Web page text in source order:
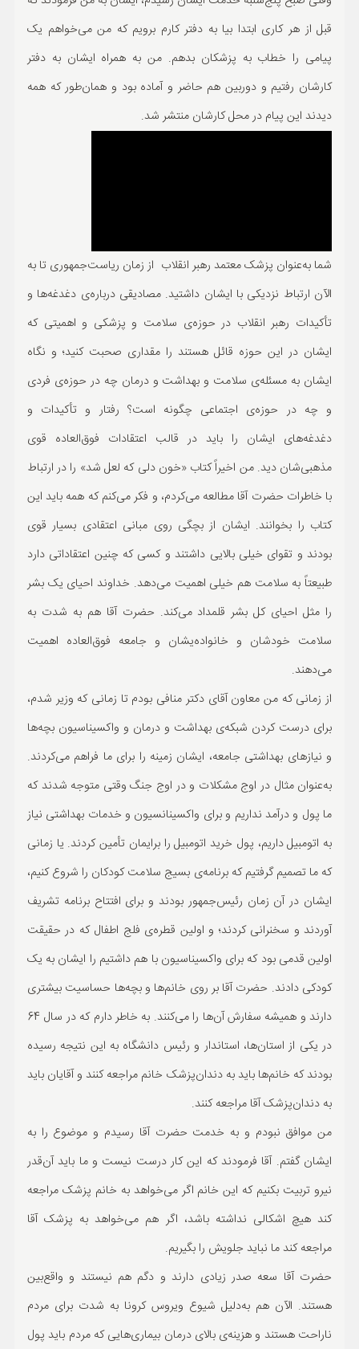
قبل از هر کاری ابتدا بیا به دفتر کارم برویم که من می‌خواهم یک
پیامی را خطاب به پزشکان بدهم. من به همراه ایشان به دفتر
کارشان رفتیم و دوربین هم حاضر و آماده بود و همان‌طور که همه
دیدند این پیام در محل کارشان منتشر شد.
شما به‌عنوان پزشک معتمد رهبر انقلاب از زمان ریاست‌جمهوری تا به
الآن ارتباط نزدیکی با ایشان داشتید. مصادیقی درباره‌ی دغدغه‌ها و
تأکیدات رهبر انقلاب در حوزه‌ی سلامت و پزشکی و اهمیتی که
ایشان در این حوزه قائل هستند را مقداری صحبت کنید؛ و نگاه
ایشان به مسئله‌ی سلامت و بهداشت و درمان چه در حوزه‌ی فردی
و چه در حوزه‌ی اجتماعی چگونه است؟ رفتار و تأکیدات و
دغدغه‌های ایشان را باید در قالب اعتقادات فوق‌العاده قوی
مذهبی‌شان دید. من اخیراً کتاب «خون دلی که لعل شد» را در ارتباط
با خاطرات حضرت آقا مطالعه می‌کردم، و فکر می‌کنم که همه باید این
کتاب را بخوانند. ایشان از بچگی روی مبانی اعتقادی بسیار قوی
بودند و تقوای خیلی بالایی داشتند و کسی که چنین اعتقاداتی دارد
طبیعتاً به سلامت هم خیلی اهمیت می‌دهد. خداوند احیای یک بشر
را مثل احیای کل بشر قلمداد می‌کند. حضرت آقا هم به شدت به
سلامت خودشان و خانواده‌یشان و جامعه فوق‌العاده اهمیت
می‌دهند.
از زمانی که من معاون آقای دکتر منافی بودم تا زمانی که وزیر شدم،
برای درست کردن شبکه‌ی بهداشت و درمان و واکسیناسیون بچه‌ها
و نیاز‌های بهداشتی جامعه، ایشان زمینه را برای ما فراهم می‌کردند.
به‌عنوان مثال در اوج مشکلات و در اوج جنگ وقتی متوجه شدند که
ما پول و درآمد نداریم و برای واکسینانسیون و خدمات بهداشتی نیاز
به اتومبیل داریم، پول خرید اتومبیل را برایمان تأمین کردند. یا زمانی
که ما تصمیم گرفتیم که برنامه‌ی بسیج سلامت کودکان را شروع کنیم،
ایشان در آن زمان رئیس‌جمهور بودند و برای افتتاح برنامه تشریف
آوردند و سخنرانی کردند؛ و اولین قطره‌ی فلج اطفال که در حقیقت
اولین قدمی بود که برای واکسیناسیون با هم داشتیم را ایشان به یک
کودکی دادند. حضرت آقا بر روی خانم‌ها و بچه‌ها حساسیت بیشتری
دارند و همیشه سفارش آن‌ها را می‌کنند. به خاطر دارم که در سال 64
در یکی از استان‌ها، استاندار و رئیس دانشگاه به این نتیجه رسیده
بودند که خانم‌ها باید به دندان‌پزشک خانم مراجعه کنند و آقایان باید
به دندان‌پزشک آقا مراجعه کنند.
من موافق نبودم و به خدمت حضرت آقا رسیدم و موضوع را به
ایشان گفتم. آقا فرمودند که این کار درست نیست و ما باید آن‌قدر
نیرو تربیت بکنیم که این خانم اگر می‌خواهد به خانم پزشک مراجعه
کند هیچ اشکالی نداشته باشد، اگر هم می‌خواهد به پزشک آقا
مراجعه کند ما نباید جلویش را بگیریم.
حضرت آقا سعه صدر زیادی دارند و دگم هم نیستند و واقع‌بین
هستند. الآن هم به‌دلیل شیوع ویروس کرونا به شدت برای مردم
ناراحت هستند و هزینه‌ی بالای درمان بیماری‌هایی که مردم باید پول